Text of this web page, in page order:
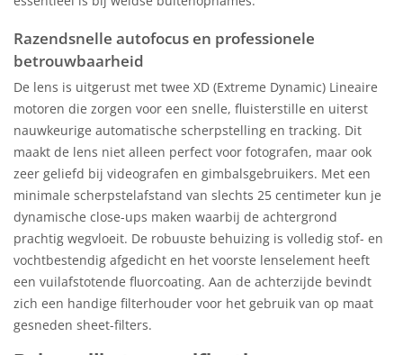
Razendsnelle autofocus en professionele
betrouwbaarheid
De lens is uitgerust met twee XD (Extreme Dynamic) Lineaire
motoren die zorgen voor een snelle, fluisterstille en uiterst
nauwkeurige automatische scherpstelling en tracking. Dit
maakt de lens niet alleen perfect voor fotografen, maar ook
zeer geliefd bij videografen en gimbalsgebruikers. Met een
minimale scherpstelafstand van slechts 25 centimeter kun je
dynamische close-ups maken waarbij de achtergrond
prachtig wegvloeit. De robuuste behuizing is volledig stof- en
vochtbestendig afgedicht en het voorste lenselement heeft
een vuilafstotende fluorcoating. Aan de achterzijde bevindt
zich een handige filterhouder voor het gebruik van op maat
gesneden sheet-filters.